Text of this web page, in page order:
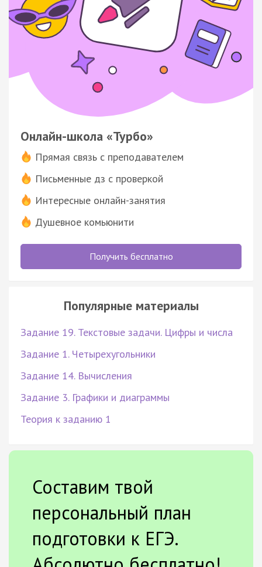
Онлайн-школа «Турбо»
Прямая связь с преподавателем
Письменные дз с проверкой
Интересные онлайн-занятия
Душевное комьюнити
Получить бесплатно
Популярные материалы
Задание 19. Текстовые задачи. Цифры и числа
Задание 1. Четырехугольники
Задание 14. Вычисления
Задание 3. Графики и диаграммы
Теория к заданию 1
Составим твой
персональный план
подготовки к ЕГЭ.